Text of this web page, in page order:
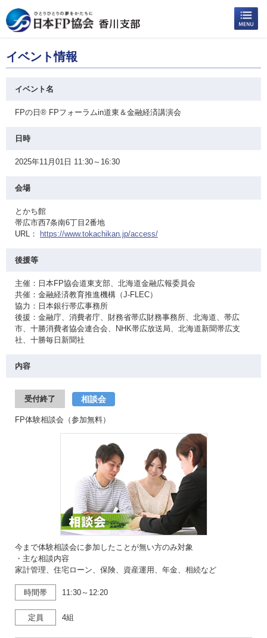
イベント情報
イベント名
FPの日® FPフォーラムin道東＆金融経済講演会
日時
2025年11月01日 11:30～16:30
会場
とかち館
帯広市西7条南6丁目2番地
URL：
https://www.tokachikan.jp/access/
後援等
主催：日本FP協会道東支部、北海道金融広報委員会
共催：金融経済教育推進機構（J-FLEC）
協力：日本銀行帯広事務所
後援：金融庁、消費者庁、財務省帯広財務事務所、北海道、帯広
市、十勝消費者協会連合会、NHK帯広放送局、北海道新聞帯広支
社、十勝毎日新聞社
内容
受付終了 相談会
FP体験相談会（参加無料）
今まで体験相談会に参加したことが無い方のみ対象
・主な相談内容
家計管理、住宅ローン、保険、資産運用、年金、相続など
時間帯 11:30～12:20
定員 4組